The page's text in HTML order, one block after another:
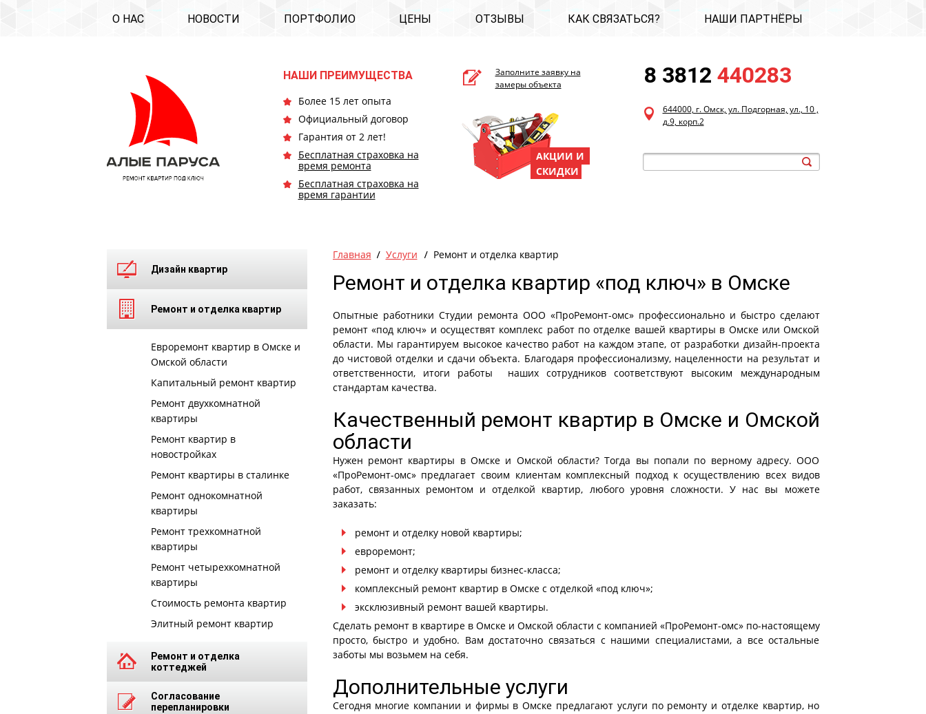
О НАС НОВОСТИ ПОРТФОЛИО ЦЕНЫ ОТЗЫВЫ КАК СВЯЗАТЬСЯ? НАШИ ПАРТНЁРЫ
НАШИ ПРЕИМУЩЕСТВА
Более 15 лет опыта
Официальный договор
Гарантия от 2 лет!
Бесплатная страховка на
время ремонта
Бесплатная страховка на
время гарантии
Заполните заявку на
замеры объекта
АКЦИИ И
СКИДКИ
8 3812 440283
644000, г. Омск, ул. Подгорная, ул., 10 ,
д.9, корп.2
Главная Услуги Ремонт и отделка квартир
Ремонт и отделка квартир «под ключ» в Омске
Опытные работники Студии ремонта ООО «ПроРемонт-омс» профессионально и быстро сделают
ремонт «под ключ» и осуществят комплекс работ по отделке вашей квартиры в Омске или Омской
области. Мы гарантируем высокое качество работ на каждом этапе, от разработки дизайн-проекта
до чистовой отделки и сдачи объекта. Благодаря профессионализму, нацеленности на результат и
ответственности, итоги работы наших сотрудников соответствуют высоким международным
стандартам качества.
Качественный ремонт квартир в Омске и Омской
области
Нужен ремонт квартиры в Омске и Омской области? Тогда вы попали по верному адресу. ООО
«ПроРемонт-омс» предлагает своим клиентам комплексный подход к осуществлению всех видов
работ, связанных ремонтом и отделкой квартир, любого уровня сложности. У нас вы можете
заказать:
ремонт и отделку новой квартиры;
евроремонт;
ремонт и отделку квартиры бизнес-класса;
комплексный ремонт квартир в Омске с отделкой «под ключ»;
эксклюзивный ремонт вашей квартиры.
Сделать ремонт в квартире в Омске и Омской области с компанией «ПроРемонт-омс» по-настоящему
просто, быстро и удобно. Вам достаточно связаться с нашими специалистами, а все остальные
заботы мы возьмем на себя.
Дополнительные услуги
Сегодня многие компании и фирмы в Омске предлагают услуги по ремонту и отделке квартир, но
Дизайн квартир
Ремонт и отделка квартир
Евроремонт квартир в Омске и
Омской области
Капитальный ремонт квартир
Ремонт двухкомнатной
квартиры
Ремонт квартир в
новостройках
Ремонт квартиры в сталинке
Ремонт однокомнатной
квартиры
Ремонт трехкомнатной
квартиры
Ремонт четырехкомнатной
квартиры
Стоимость ремонта квартир
Элитный ремонт квартир
Ремонт и отделка
коттеджей
Согласование
перепланировки